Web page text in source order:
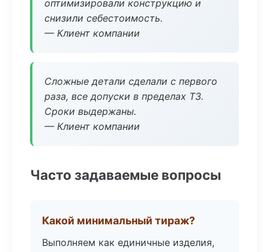
оптимизировали конструкцию и
снизили себестоимость.
— Клиент компании
Сложные детали сделали с первого
раза, все допуски в пределах ТЗ.
Сроки выдержаны.
— Клиент компании
Часто задаваемые вопросы
Какой минимальный тираж?
Выполняем как единичные изделия,